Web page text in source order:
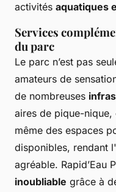
activités aquatiques
Services
du parc
Le parc n’est pas
amateurs de
de nombreuses
aires de pique-
même des espaces
disponibles, rendant
agréable. Rapid’Eau
inoubliable grâce à